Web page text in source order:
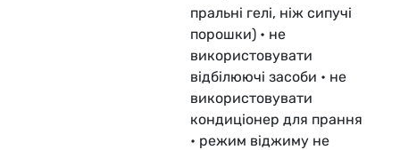
пральні гелі, ніж сипучі
порошки) • не
використовувати
відбілюючі засоби • не
використовувати
кондиціонер для прання
• режим віджиму не